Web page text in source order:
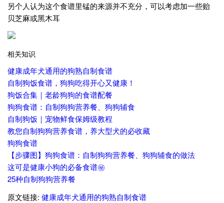
另个人认为这个食谱里锰的来源并不充分，可以考虑加一些贻
贝芝麻或黑木耳
相关知识
健康成年犬通用的狗熟自制食谱
自制狗饭食谱，狗狗吃得开心又健康！
狗饭合集｜老龄狗狗的食谱配餐
狗狗食谱：自制狗狗营养餐、狗狗辅食
自制狗饭｜宠物鲜食保姆级教程
教您自制狗狗营养食谱，养大型犬的必收藏
狗狗食谱
【步骤图】狗狗食谱：自制狗狗营养餐、狗狗辅食的做法
这可是健康小狗的必备食谱㊙️
25种自制狗狗营养餐
原文链接: 健康成年犬通用的狗熟自制食谱